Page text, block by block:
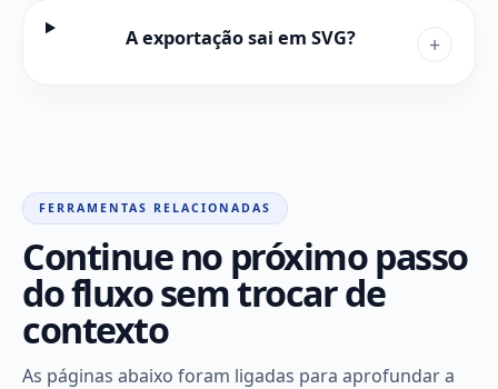
A exportação sai em SVG? +
FERRAMENTAS RELACIONADAS
Continue no próximo passo
do fluxo sem trocar de
contexto
As páginas abaixo foram ligadas para aprofundar a